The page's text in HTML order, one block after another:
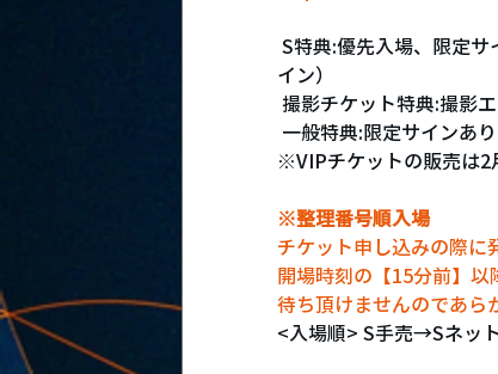
イン）
撮影チケット特典:撮影
一般特典:限定サインあ
※VIPチケットの販売は2
※整理番号順入場
チケット申し込みの際に
開場時刻の【15分前】
待ち頂けませんのであら
<入場順> S手売→Sネ